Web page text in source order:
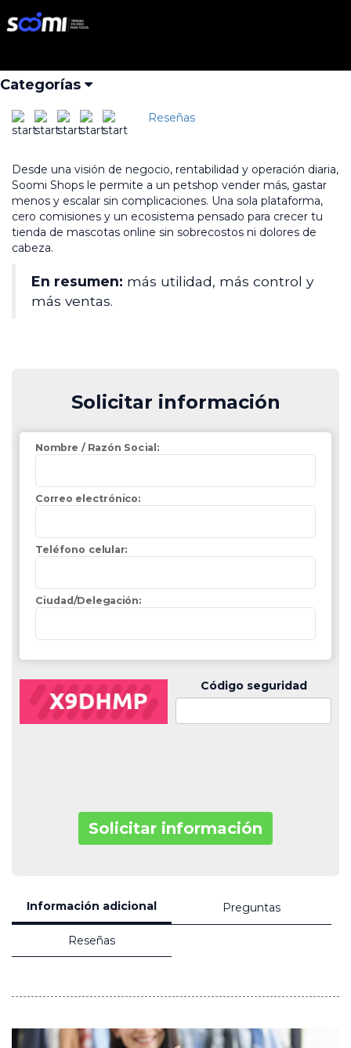
Categorías
Quiero que mi tienda de moda venda a nivel nacional
moda venda a nivel nacional
Reseñas
Desde una visión de negocio, rentabilidad y operación diaria,
Soomi Shops le permite a un petshop vender más, gastar
menos y escalar sin complicaciones. Una sola plataforma,
cero comisiones y un ecosistema pensado para crecer tu
tienda de mascotas online sin sobrecostos ni dolores de
cabeza.
En resumen: más utilidad, más control y
más ventas.
Solicitar información
Nombre / Razón Social:
Correo electrónico:
Teléfono celular:
Ciudad/Delegación:
Código seguridad
Solicitar información
Información adicional Preguntas
Reseñas